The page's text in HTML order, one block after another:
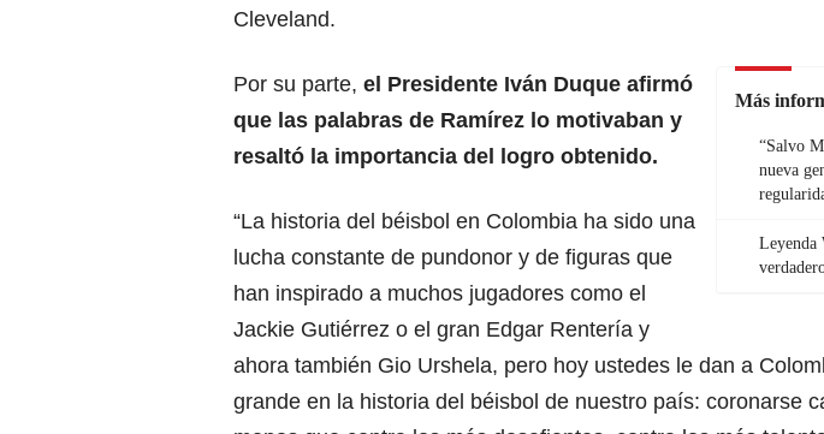
Cleveland.
Más
“Salvo
nueva
Leyenda
Por su parte, el Presidente Iván Duque afirmó
que las palabras de Ramírez lo motivaban y
resaltó la importancia del logro obtenido.
“La historia del béisbol en Colombia ha sido una
lucha constante de pundonor y de figuras que
han inspirado a muchos jugadores como el
Jackie Gutiérrez o el gran Edgar Rentería y
ahora también Gio Urshela, pero hoy ustedes le dan a
grande en la historia del béisbol de nuestro país: coronarse